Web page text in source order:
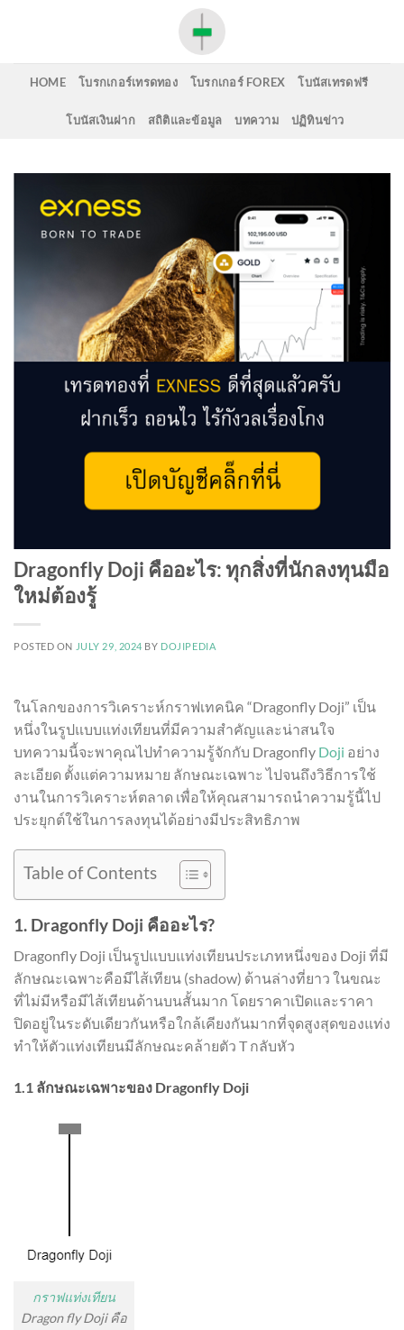
HOME โบรกเกอร์เทรดทอง โบรกเกอร์ FOREX โบนัสเทรดฟรี
โบนัสเงินฝาก สถิติและข้อมูล บทความ ปฏิทินข่าว
Dragonfly Doji คืออะไร: ทุกสิ่งที่นักลงทุนมือ
ใหม่ต้องรู้
POSTED ON JULY 29, 2024 BY DOJIPEDIA
ในโลกของการวิเคราะห์กราฟเทคนิค “Dragonfly Doji” เป็น
หนึ่งในรูปแบบแท่งเทียนที่มีความสำคัญและน่าสนใจ
บทความนี้จะพาคุณไปทำความรู้จักกับ Dragonfly Doji อย่าง
ละเอียด ตั้งแต่ความหมาย ลักษณะเฉพาะ ไปจนถึงวิธีการใช้
งานในการวิเคราะห์ตลาด เพื่อให้คุณสามารถนำความรู้นี้ไป
ประยุกต์ใช้ในการลงทุนได้อย่างมีประสิทธิภาพ
Table of Contents
1. Dragonfly Doji คืออะไร?
Dragonfly Doji เป็นรูปแบบแท่งเทียนประเภทหนึ่งของ Doji ที่มี
ลักษณะเฉพาะคือมีไส้เทียน (shadow) ด้านล่างที่ยาว ในขณะ
ที่ไม่มีหรือมีไส้เทียนด้านบนสั้นมาก โดยราคาเปิดและราคา
ปิดอยู่ในระดับเดียวกันหรือใกล้เคียงกันมากที่จุดสูงสุดของแท่ง
ทำให้ตัวแท่งเทียนมีลักษณะคล้ายตัว T กลับหัว
1.1 ลักษณะเฉพาะของ Dragonfly Doji
กราฟแท่งเทียน
Dragon fly Doji คือ